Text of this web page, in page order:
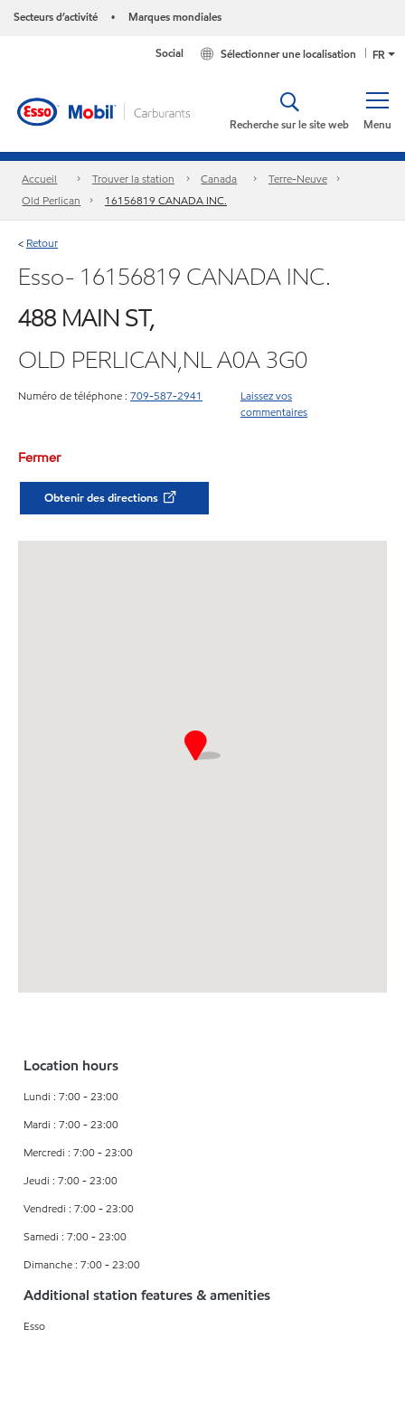
Secteurs d’activité • Marques mondiales
FR
Sélectionner une localisation
Social
Menu
Recherche sur le site web
Accueil Trouver la station Canada
Terre-Neuve
Old Perlican
16156819 CANADA INC.
< Retour
Esso- 16156819 CANADA INC.
488 MAIN ST,
OLD PERLICAN,NL A0A 3G0
Numéro de téléphone : 709-587-2941
Laissez vos
commentaires
Fermer
Obtenir des directions
Location hours
Lundi : 7:00 - 23:00
Mardi : 7:00 - 23:00
Mercredi : 7:00 - 23:00
Jeudi : 7:00 - 23:00
Vendredi : 7:00 - 23:00
Samedi : 7:00 - 23:00
Dimanche : 7:00 - 23:00
Additional station features & amenities
Esso